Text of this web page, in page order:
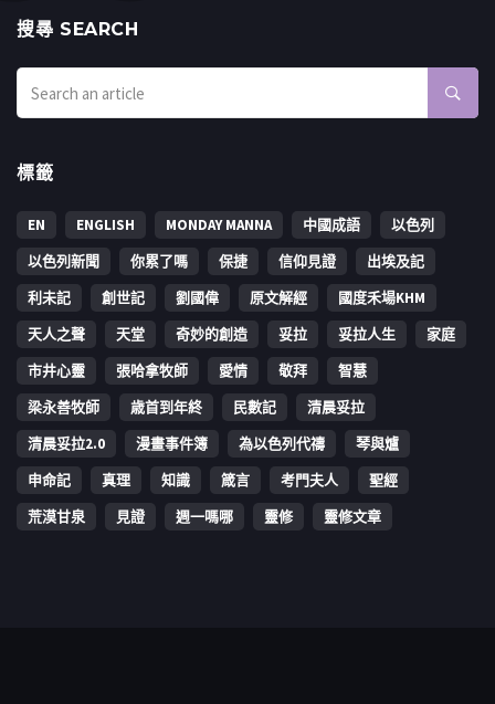
搜㝷 SEARCH
標籤
EN ENGLISH MONDAY MANNA 中國成語
以色列
以色列新聞
你累了嗎 保捷 信仰見證
出埃及記
利未記
創世記 劉國偉 原文解經
國度禾場KHM
天人之聲
天堂 奇妙的創造 妥拉 妥拉人生
家庭
市井心靈
張哈拿牧師 愛情 敬拜
智慧
梁永善牧師
歳首到年終 民數記
清晨妥拉
清晨妥拉2.0
漫畫事件簿 為以色列代禱
琴與爐
申命記
真理 知識 箴言 考門夫人
聖經
荒漠甘泉
見證 週一嗎哪 靈修 靈修文章